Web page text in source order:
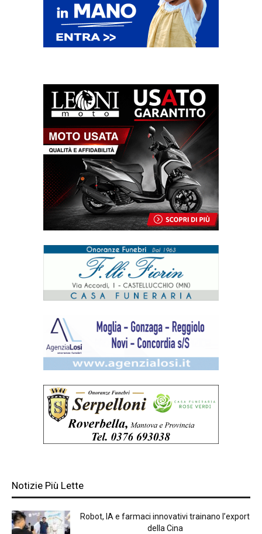
Notizie Più Lette
Robot, IA e farmaci innovativi trainano l’export
della Cina